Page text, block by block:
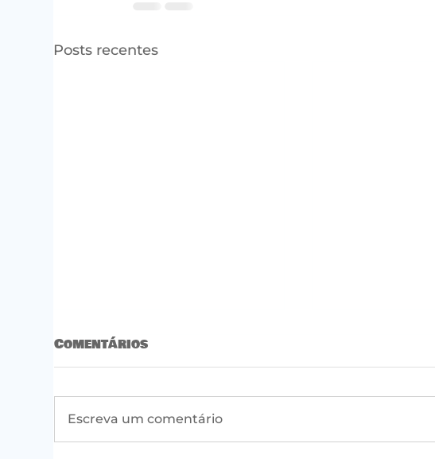
Posts recentes
Comentários
Escreva um comentário